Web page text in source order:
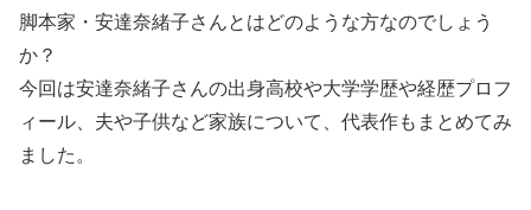
脚本家・安達奈緒子さんとはどのような方なのでしょう
か？
今回は安達奈緒子さんの出身高校や大学学歴や経歴プロフ
ィール、夫や子供など家族について、代表作もまとめてみ
ました。